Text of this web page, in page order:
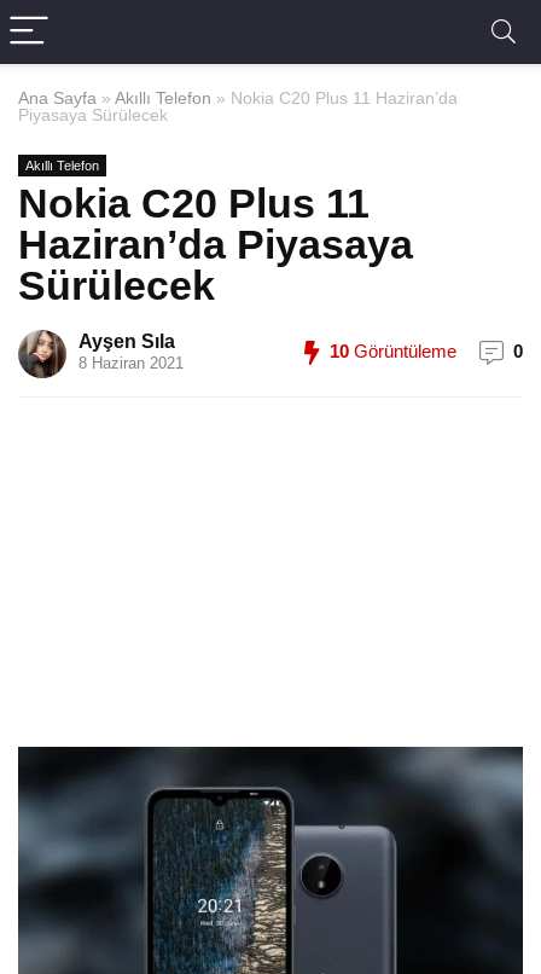
Ana Sayfa » Akıllı Telefon » Nokia C20 Plus 11 Haziran’da
Piyasaya Sürülecek
Akıllı Telefon
Nokia C20 Plus 11
Haziran’da Piyasaya
Sürülecek
Ayşen Sıla
8 Haziran 2021
10 Görüntüleme 0